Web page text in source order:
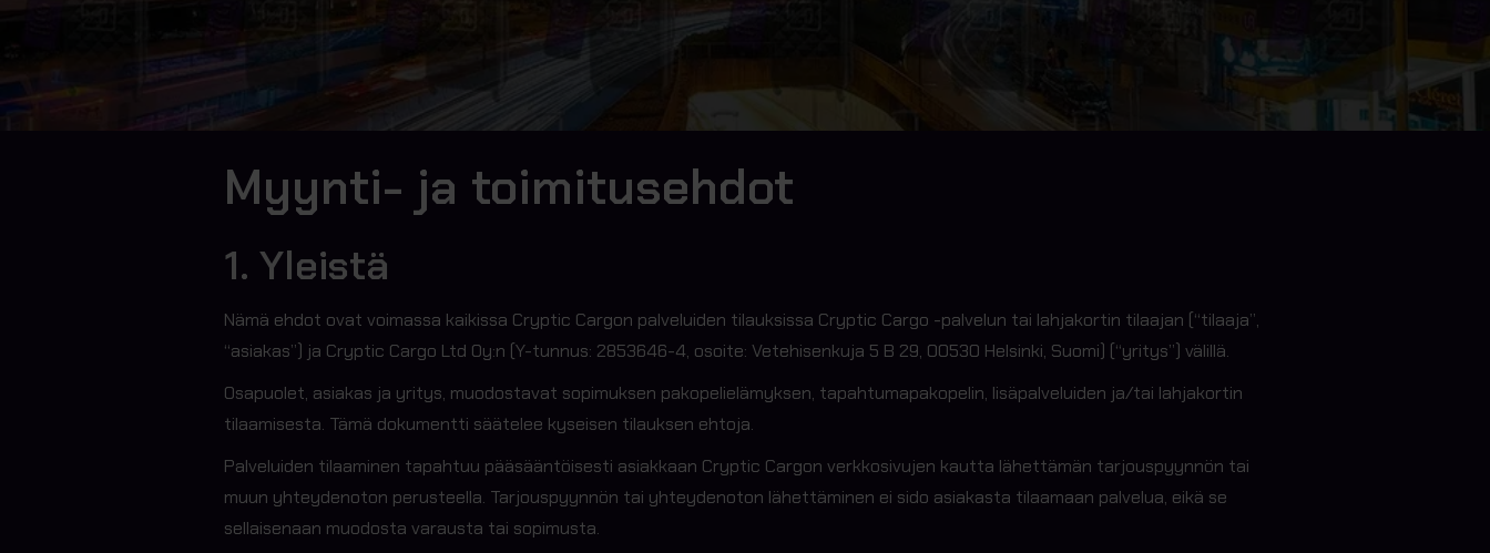
Myynti- ja toimitusehdot
1. Yleistä
Nämä ehdot ovat voimassa kaikissa Cryptic Cargon palveluiden tilauksissa Cryptic Cargo -palvelun tai lahjakortin tilaajan (“tilaaja”,
“asiakas”) ja Cryptic Cargo Ltd Oy:n (Y-tunnus: 2853646-4, osoite: Vetehisenkuja 5 B 29, 00530 Helsinki, Suomi) (“yritys”) välillä.
Osapuolet, asiakas ja yritys, muodostavat sopimuksen pakopelielämyksen, tapahtumapakopelin, lisäpalveluiden ja/tai lahjakortin
tilaamisesta. Tämä dokumentti säätelee kyseisen tilauksen ehtoja.
Palveluiden tilaaminen tapahtuu pääsääntöisesti asiakkaan Cryptic Cargon verkkosivujen kautta lähettämän tarjouspyynnön tai
muun yhteydenoton perusteella. Tarjouspyynnön tai yhteydenoton lähettäminen ei sido asiakasta tilaamaan palvelua, eikä se
sellaisenaan muodosta varausta tai sopimusta.